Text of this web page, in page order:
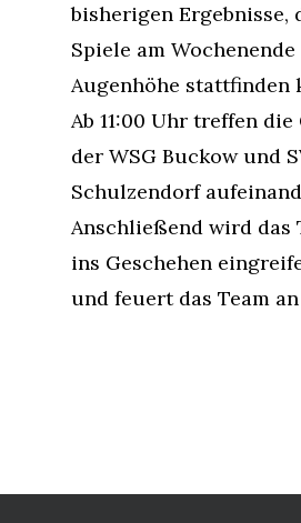
bisherigen Ergebnisse,
Spiele am
Augenhöhe stattfinden
Ab 11:00 Uhr treffen die
der WSG Buckow und
Schulzendorf
Anschließend wird das
ins Geschehen
und feuert das Team